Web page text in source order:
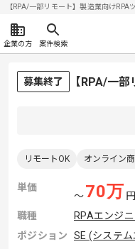
【RPA/一部リモート】製造業向け
企業の方 案件検索
募集終了 【RPA/一
リモートOK オンライン
単価
〜70万
職種
RPAエンジ
ポジション
SE (システ